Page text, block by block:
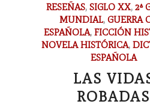
RESEÑAS,SIGLO XX,2ª
MUNDIAL, GUERRA
ESPAÑOLA, FICCIÓN
NOVELA HISTÓRICA,
ESPAÑOLA
LAS
ROBADAS